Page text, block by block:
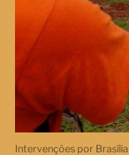
Intervenções por Brasília